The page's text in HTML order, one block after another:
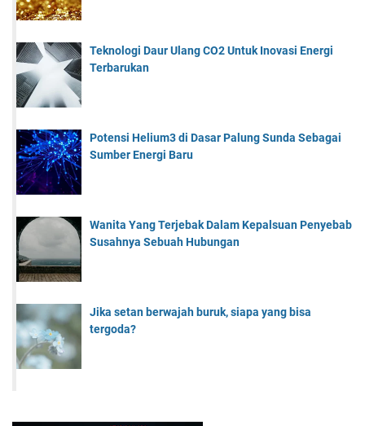
Teknologi Daur Ulang CO2 Untuk Inovasi Energi
Terbarukan
Potensi Helium3 di Dasar Palung Sunda Sebagai
Sumber Energi Baru
Wanita Yang Terjebak Dalam Kepalsuan Penyebab
Susahnya Sebuah Hubungan
Jika setan berwajah buruk, siapa yang bisa
tergoda?